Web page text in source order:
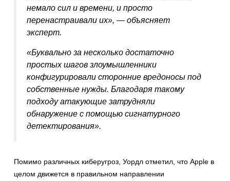
немало сил и времени, и просто
перенастраивали их», — объясняет
эксперт.
«Буквально за несколько достаточно
простых шагов злоумышленники
конфигурировали сторонние вредоносы под
собственные нужды. Благодаря такому
подходу атакующие затрудняли
обнаружение с помощью сигнатурного
детектирования».
Помимо различных киберугроз, Уордл отметил, что Apple в
целом движется в правильном направлении